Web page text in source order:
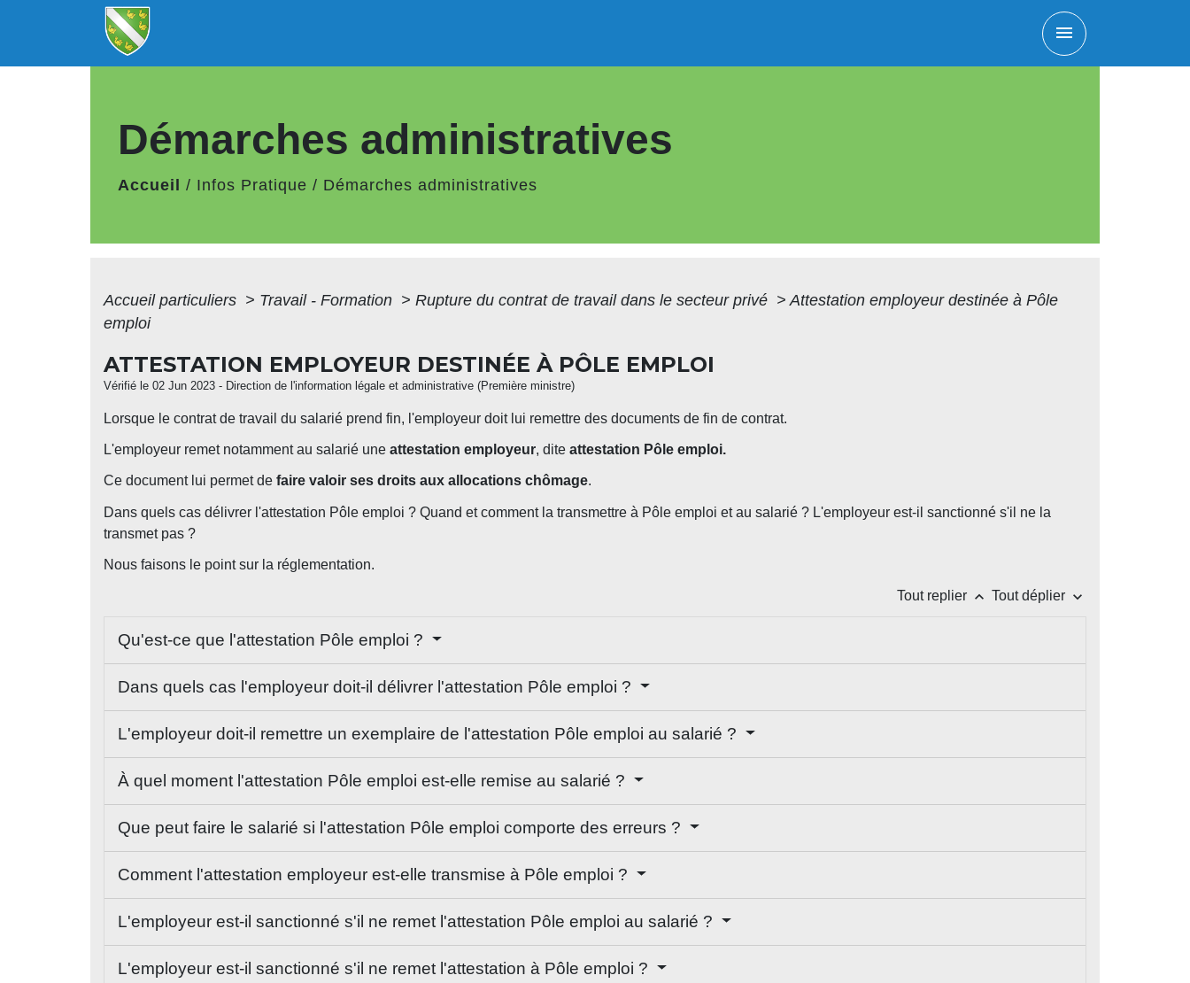
menu
Démarches administratives
Accueil / Infos Pratique / Démarches administratives
Accueil particuliers > Travail - Formation > Rupture du contrat de travail dans le secteur privé > Attestation employeur destinée à Pôle
emploi
ATTESTATION EMPLOYEUR DESTINÉE À PÔLE EMPLOI
Vérifié le 02 Jun 2023 - Direction de l'information légale et administrative (Première ministre)
Lorsque le contrat de travail du salarié prend fin, l'employeur doit lui remettre des documents de fin de contrat.
L'employeur remet notamment au salarié une attestation employeur, dite attestation Pôle emploi.
Ce document lui permet de faire valoir ses droits aux allocations chômage.
Dans quels cas délivrer l'attestation Pôle emploi ? Quand et comment la transmettre à Pôle emploi et au salarié ? L'employeur est-il sanctionné s'il ne la
transmet pas ?
Nous faisons le point sur la réglementation.
Tout replier keyboard_arrow_up Tout déplier keyboard_arrow_down
Qu'est-ce que l'attestation Pôle emploi ?
Dans quels cas l'employeur doit-il délivrer l'attestation Pôle emploi ?
L'employeur doit-il remettre un exemplaire de l'attestation Pôle emploi au salarié ?
À quel moment l'attestation Pôle emploi est-elle remise au salarié ?
Que peut faire le salarié si l'attestation Pôle emploi comporte des erreurs ?
Comment l'attestation employeur est-elle transmise à Pôle emploi ?
L'employeur est-il sanctionné s'il ne remet l'attestation Pôle emploi au salarié ?
L'employeur est-il sanctionné s'il ne remet l'attestation à Pôle emploi ?